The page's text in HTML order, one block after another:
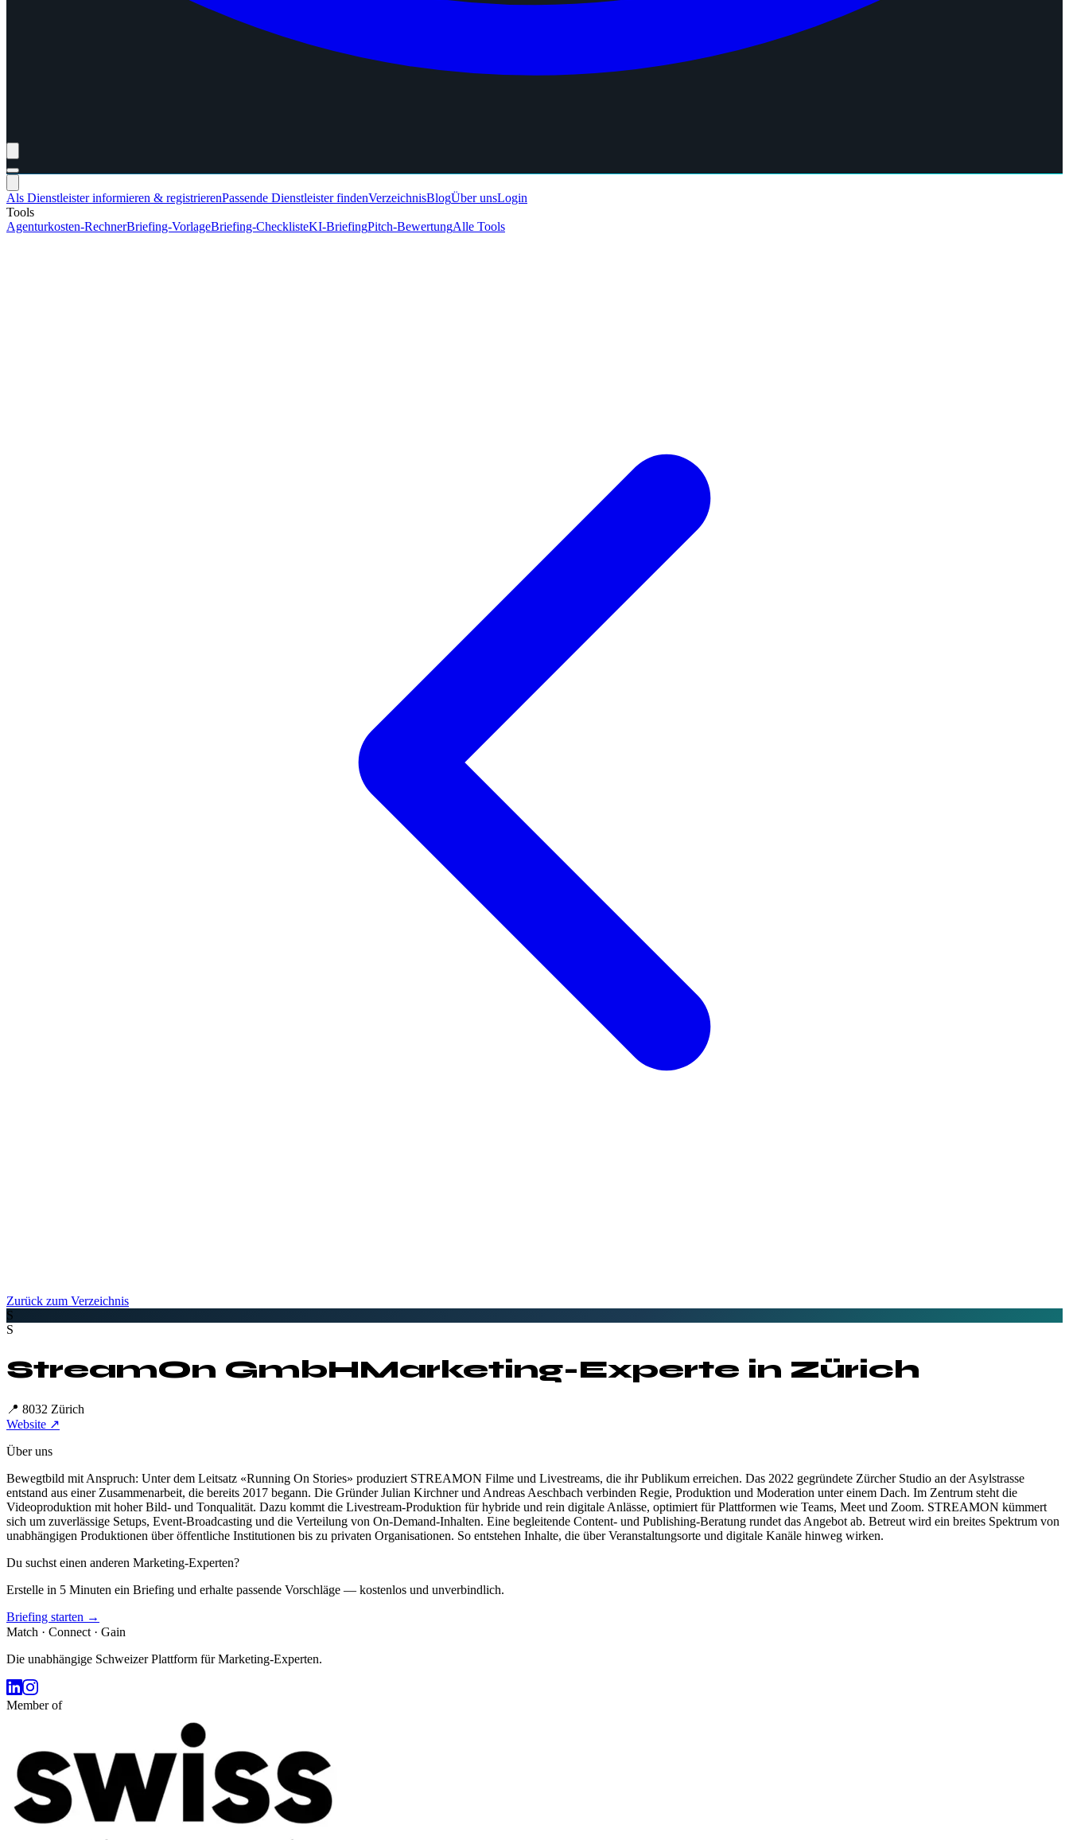
Als Dienstleister informieren & registrierenPassende Dienstleister findenVerzeichnisBlogÜber unsLogin
Tools
Agenturkosten-RechnerBriefing-VorlageBriefing-ChecklisteKI-BriefingPitch-BewertungAlle Tools
Zurück zum Verzeichnis
S
S
StreamOn GmbHMarketing-Experte in Zürich
📍 8032 Zürich
Website ↗
Über uns
Bewegtbild mit Anspruch: Unter dem Leitsatz «Running On Stories» produziert STREAMON Filme und Livestreams, die ihr Publikum erreichen. Das 2022 gegründete Zürcher Studio an der Asylstrasse
entstand aus einer Zusammenarbeit, die bereits 2017 begann. Die Gründer Julian Kirchner und Andreas Aeschbach verbinden Regie, Produktion und Moderation unter einem Dach. Im Zentrum steht die
Videoproduktion mit hoher Bild- und Tonqualität. Dazu kommt die Livestream-Produktion für hybride und rein digitale Anlässe, optimiert für Plattformen wie Teams, Meet und Zoom. STREAMON kümmert
sich um zuverlässige Setups, Event-Broadcasting und die Verteilung von On-Demand-Inhalten. Eine begleitende Content- und Publishing-Beratung rundet das Angebot ab. Betreut wird ein breites Spektrum von
unabhängigen Produktionen über öffentliche Institutionen bis zu privaten Organisationen. So entstehen Inhalte, die über Veranstaltungsorte und digitale Kanäle hinweg wirken.
Du suchst einen anderen Marketing-Experten?
Erstelle in 5 Minuten ein Briefing und erhalte passende Vorschläge — kostenlos und unverbindlich.
Briefing starten →
Match · Connect · Gain
Die unabhängige Schweizer Plattform für Marketing-Experten.
Member of